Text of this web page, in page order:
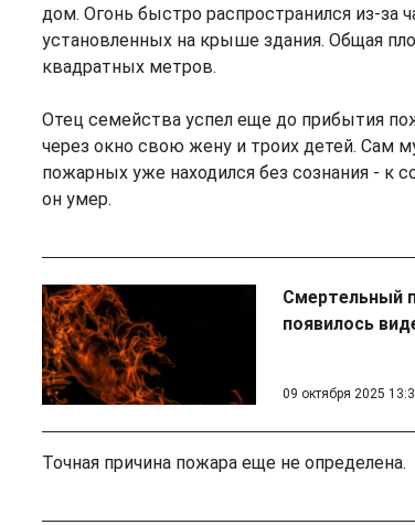
дом. Огонь быстро распространился из-за
установленных на крыше здания. Общая
квадратных метров.
Отец семейства успел еще до прибытия
через окно свою жену и троих детей. Сам
пожарных уже находился без сознания - к
он умер.
Смертельный
появилось
09 октября 2025
Точная причина пожара еще не определена.